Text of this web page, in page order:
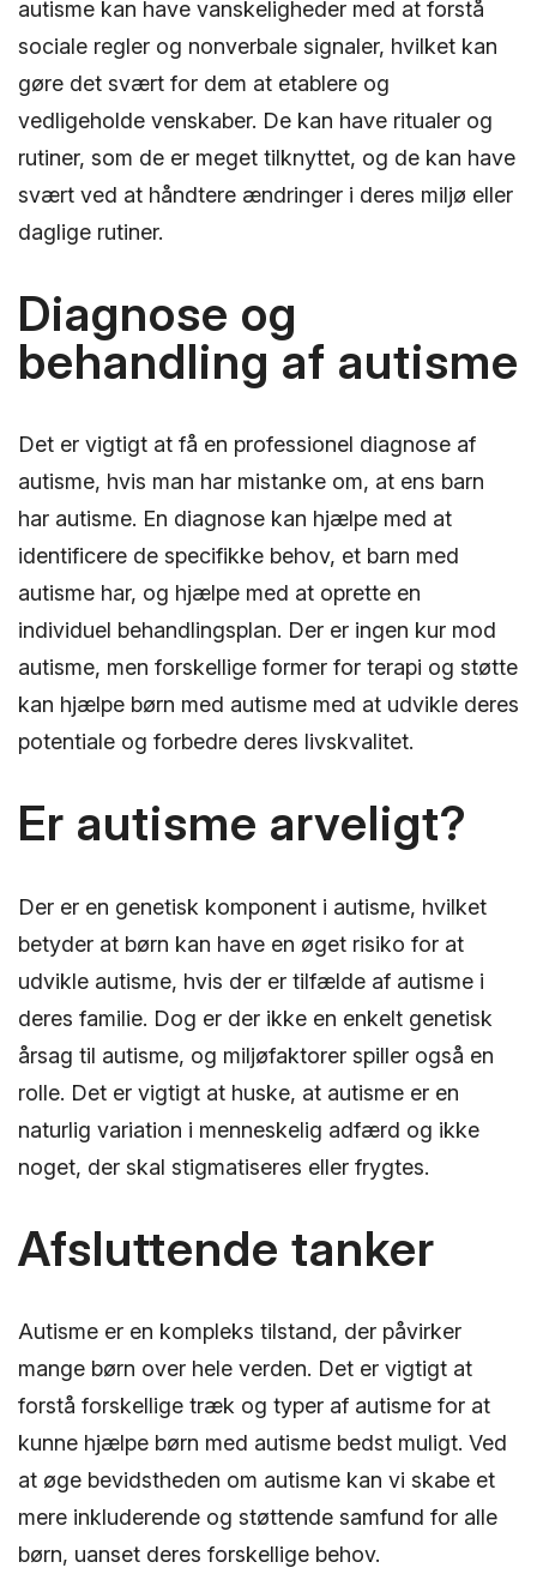
autisme kan have vanskeligheder med at forstå
sociale regler og nonverbale signaler, hvilket kan
gøre det svært for dem at etablere og
vedligeholde venskaber. De kan have ritualer og
rutiner, som de er meget tilknyttet, og de kan have
svært ved at håndtere ændringer i deres miljø eller
daglige rutiner.
Diagnose og
behandling af autisme
Det er vigtigt at få en professionel diagnose af
autisme, hvis man har mistanke om, at ens barn
har autisme. En diagnose kan hjælpe med at
identificere de specifikke behov, et barn med
autisme har, og hjælpe med at oprette en
individuel behandlingsplan. Der er ingen kur mod
autisme, men forskellige former for terapi og støtte
kan hjælpe børn med autisme med at udvikle deres
potentiale og forbedre deres livskvalitet.
Er autisme arveligt?
Der er en genetisk komponent i autisme, hvilket
betyder at børn kan have en øget risiko for at
udvikle autisme, hvis der er tilfælde af autisme i
deres familie. Dog er der ikke en enkelt genetisk
årsag til autisme, og miljøfaktorer spiller også en
rolle. Det er vigtigt at huske, at autisme er en
naturlig variation i menneskelig adfærd og ikke
noget, der skal stigmatiseres eller frygtes.
Afsluttende tanker
Autisme er en kompleks tilstand, der påvirker
mange børn over hele verden. Det er vigtigt at
forstå forskellige træk og typer af autisme for at
kunne hjælpe børn med autisme bedst muligt. Ved
at øge bevidstheden om autisme kan vi skabe et
mere inkluderende og støttende samfund for alle
børn, uanset deres forskellige behov.